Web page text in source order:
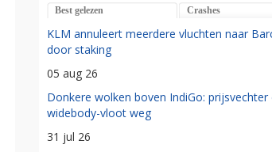
Best gelezen Crashes
KLM annuleert meerdere vluchten naar
door staking
05 aug 26
Donkere wolken boven IndiGo:
widebody-vloot weg
31 jul 26